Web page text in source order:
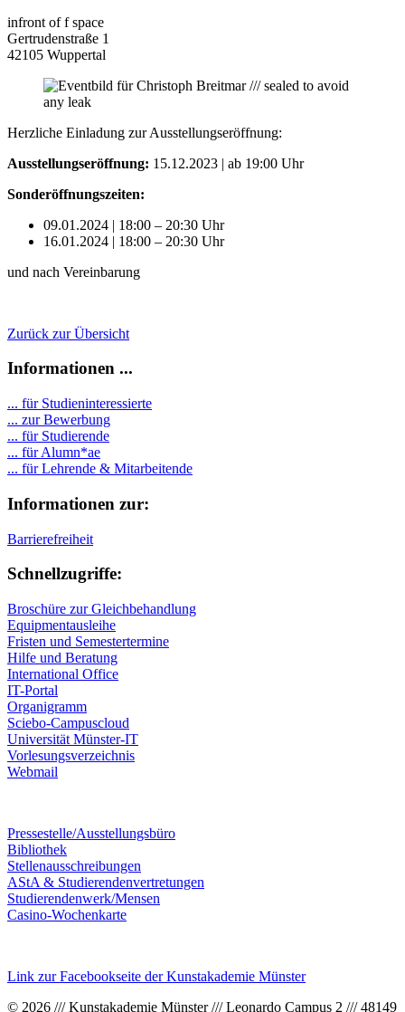
infront of f space
Gertrudenstraße 1
42105 Wuppertal
Herzliche Einladung zur Ausstellungseröffnung:
Ausstellungseröffnung: 15.12.2023 | ab 19:00 Uhr
Sonderöffnungszeiten:
09.01.2024 | 18:00 – 20:30 Uhr
16.01.2024 | 18:00 – 20:30 Uhr
und nach Vereinbarung
Zurück zur Übersicht
Informationen ...
... für Studieninteressierte
... zur Bewerbung
... für Studierende
... für Alumn*ae
... für Lehrende & Mitarbeitende
Informationen zur:
Barrierefreiheit
Schnellzugriffe:
Broschüre zur Gleichbehandlung
Equipmentausleihe
Fristen und Semestertermine
Hilfe und Beratung
International Office
IT-Portal
Organigramm
Sciebo-Campuscloud
Universität Münster-IT
Vorlesungsverzeichnis
Webmail
Pressestelle/Ausstellungsbüro
Bibliothek
Stellenausschreibungen
AStA & Studierendenvertretungen
Studierendenwerk/Mensen
Casino-Wochenkarte
Link zur Facebookseite der Kunstakademie Münster
© 2026 /// Kunstakademie Münster /// Leonardo Campus 2 /// 48149